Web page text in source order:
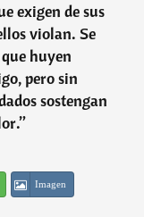
exigen de sus
violan. Se
huyen
pero sin
sostengan
”
Imagen